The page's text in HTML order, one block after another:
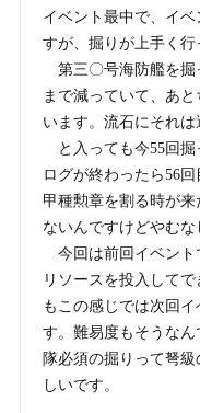
イベント最中で、イ
すが、掘りが上手く行
第三〇号海防艦を掘
まで減っていて、あ
います。流石にそれは
と入っても今55回掘
ログが終わったら56
甲種勲章を割る時が
ないんですけどやむ
今回は前回イベント
リソースを投入して
もこの感じでは次回
す。難易度もそうな
隊必須の掘りって弩
しいです。